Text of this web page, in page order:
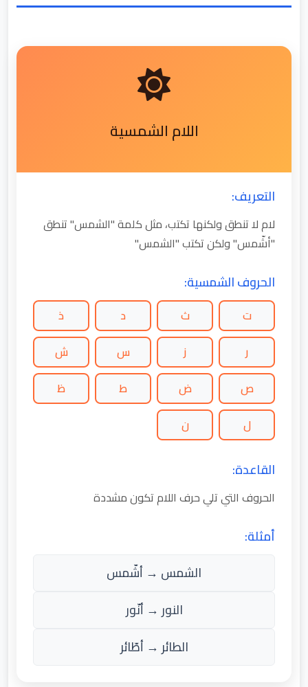
اللام الشمسية
التعريف:
لام لا تنطق ولكنها تكتب، مثل كلمة "الشمس" تنطق
"أشّمس" ولكن تكتب "الشمس"
الحروف الشمسية:
ت ث د
ذ
ر
ز س
ش
ص
ض ط
ظ
ل
ن
القاعدة:
الحروف التي تلي حرف اللام تكون مشددة
أمثلة:
الشمس → أشّمس
النور → أنّور
الطائر → أطّائر